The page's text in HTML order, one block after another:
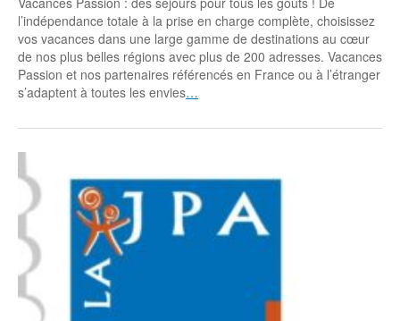
l’indépendance totale à la prise en charge complète, choisissez
vos vacances dans une large gamme de destinations au cœur
de nos plus belles régions avec plus de 200 adresses. Vacances
Passion et nos partenaires référencés en France ou à l’étranger
s’adaptent à toutes les envies…